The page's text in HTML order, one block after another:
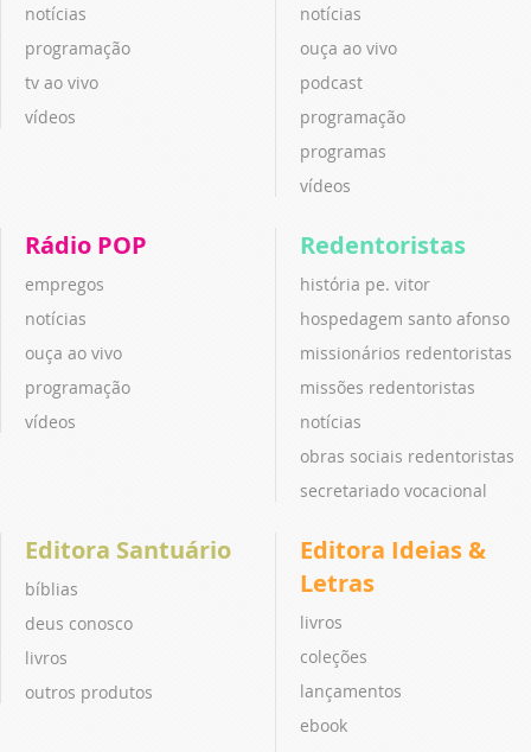
notícias
programação
tv ao vivo
vídeos
notícias
ouça ao vivo
podcast
programação
programas
vídeos
Rádio POP
empregos
notícias
ouça ao vivo
programação
vídeos
Redentoristas
história pe. vitor
hospedagem santo afonso
missionários redentoristas
missões redentoristas
notícias
obras sociais redentoristas
secretariado vocacional
Editora Santuário
bíblias
deus conosco
livros
outros produtos
Editora Ideias &
Letras
livros
coleções
lançamentos
ebook